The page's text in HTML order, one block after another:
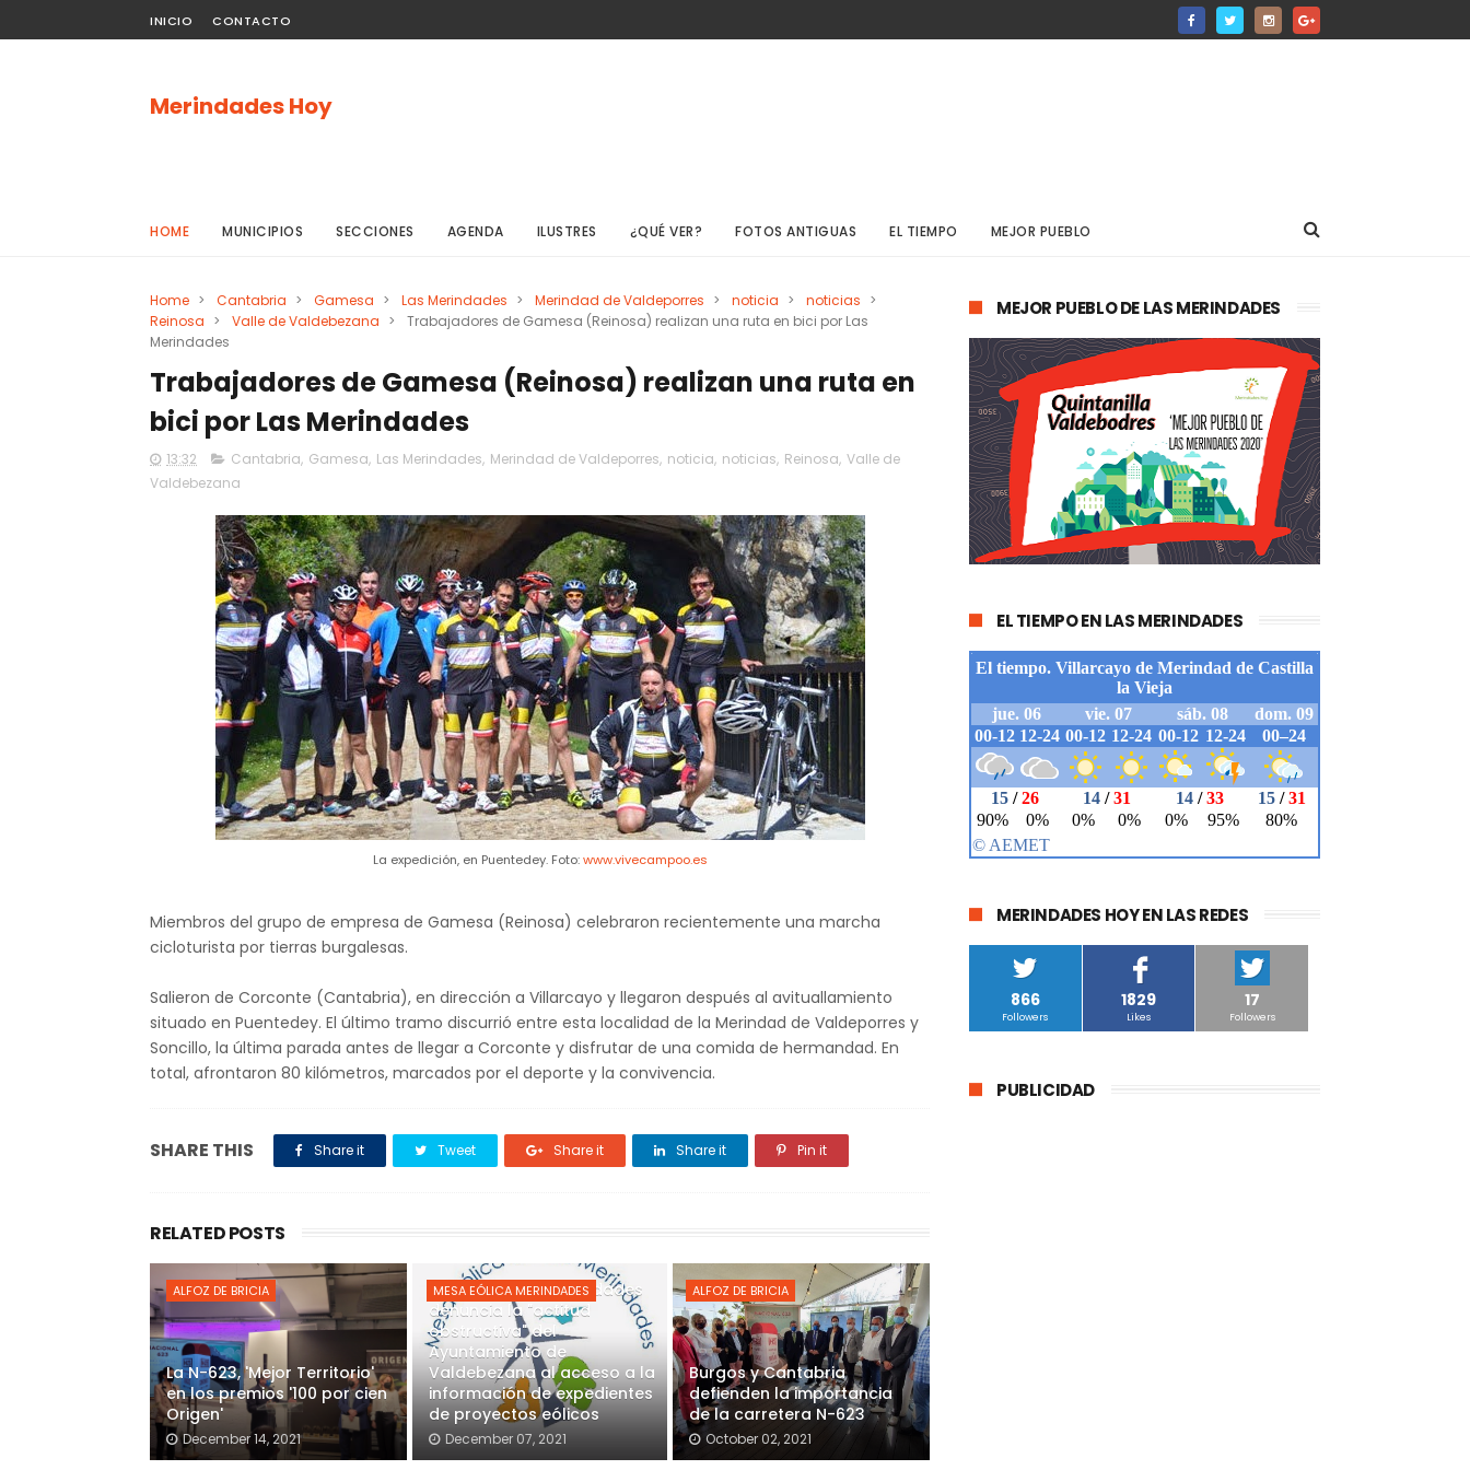
INICIO CONTACTO
Merindades Hoy
HOME MUNICIPIOS SECCIONES AGENDA ILUSTRES ¿QUÉ VER? FOTOS ANTIGUAS EL TIEMPO MEJOR PUEBLO
Home > Cantabria > Gamesa > Las Merindades > Merindad de Valdeporres > noticia > noticias >
Reinosa > Valle de Valdebezana >
Trabajadores de Gamesa (Reinosa) realizan una ruta en bici por Las
Merindades
Trabajadores de Gamesa (Reinosa) realizan una ruta en
bici por Las Merindades
13:32 Cantabria, Gamesa, Las Merindades, Merindad de Valdeporres, noticia, noticias, Reinosa, Valle de
Valdebezana
La expedición, en Puentedey. Foto:www.vivecampoo.es
Miembros del grupo de empresa de Gamesa (Reinosa) celebraron recientemente una marcha
cicloturista por tierras burgalesas.
Salieron de Corconte (Cantabria), en dirección a Villarcayo y llegaron después al avituallamiento
situado en Puentedey. El último tramo discurrió entre esta localidad de la Merindad de Valdeporres y
Soncillo, la última parada antes de llegar a Corconte y disfrutar de una comida de hermandad. En
total, afrontaron 80 kilómetros, marcados por el deporte y la convivencia.
SHARE THIS Share it Tweet Share it Share it Pin it
RELATED POSTS
ALFOZ DE BRICIA
La N-623, 'Mejor Territorio'
en los premios '100 por cien
Origen'
December 14, 2021
MESA EÓLICA MERINDADES
La Mesa Eólica Merindades
denuncia la "actitud
obstructiva" del
Ayuntamiento de
Valdebezana al acceso a la
información de expedientes
de proyectos eólicos
December 07, 2021
ALFOZ DE BRICIA
Burgos y Cantabria
defienden la importancia
de la carretera N-623
October 02, 2021
MEJOR PUEBLO DE LAS MERINDADES
EL TIEMPO EN LAS MERINDADES
MERINDADES HOY EN LAS REDES
866
Followers
1829
Likes
17
Followers
PUBLICIDAD